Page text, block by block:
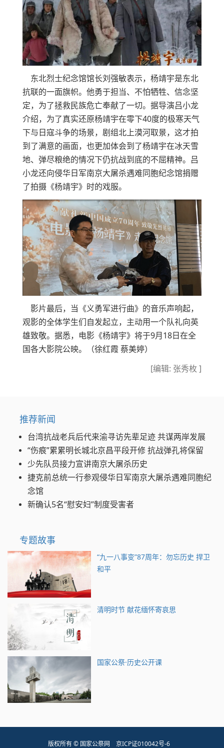
东北烈士纪念馆馆长刘强敏表示，杨靖宇是东北
抗联的一面旗帜。他勇于担当、不怕牺牲、信念坚
定，为了拯救民族危亡奉献了一切。据导演吕小龙
介绍，为了真实还原杨靖宇在零下40度的极寒天气
下与日寇斗争的场景，剧组北上漠河取景，这才拍
到了满意的画面，也更加体会到了杨靖宇在冰天雪
地、弹尽粮绝的情况下仍抗战到底的不屈精神。吕
小龙还向侵华日军南京大屠杀遇难同胞纪念馆捐赠
了拍摄《杨靖宇》时的戏服。
影片最后，当《义勇军进行曲》的音乐声响起，
观影的全体学生们自发起立，主动用一个队礼向英
雄致敬。据悉，电影《杨靖宇》将于9月18日在全
国各大影院公映。（徐红霞 蔡美婷）
[编辑: 张秀枚 ]
推荐新闻
台湾抗战老兵后代来渝寻访先辈足迹 共谋两岸发展
“伤痕”累累明长城北京昌平段开修 抗战弹孔将保留
少先队员接力宣讲南京大屠杀历史
捷克前总统一行参观侵华日军南京大屠杀遇难同胞纪
念馆
新确认5名“慰安妇”制度受害者
专题故事
“九一八事变”87周年：勿忘历史 捍卫
和平
清明时节 献花缅怀寄哀思
国家公祭·历史公开课
版权所有 © 国家公祭网 京ICP证010042号-6